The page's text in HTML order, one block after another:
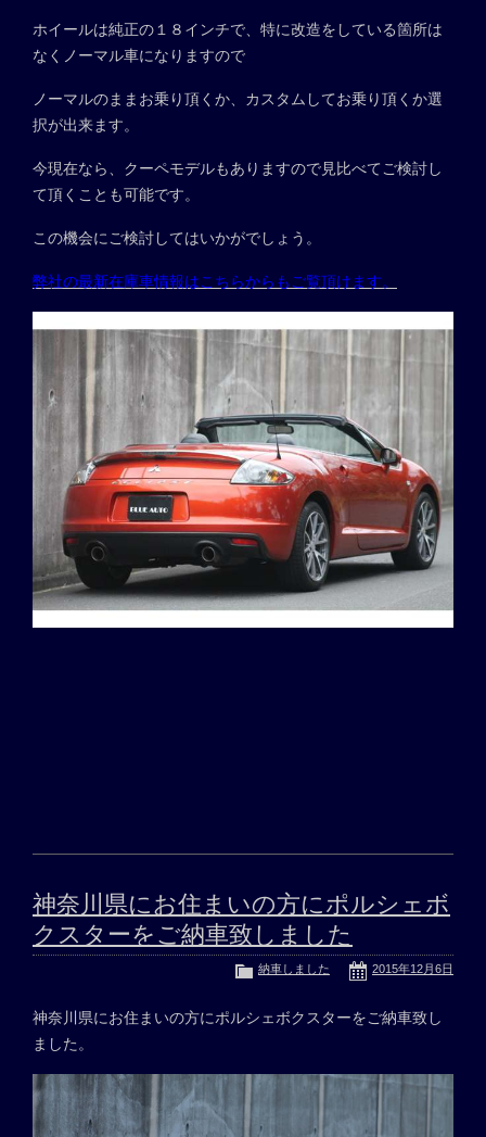
ホイールは純正の１８インチで、特に改造をしている箇所は
なくノーマル車になりますので
ノーマルのままお乗り頂くか、カスタムしてお乗り頂くか選
択が出来ます。
今現在なら、クーペモデルもありますので見比べてご検討し
て頂くことも可能です。
この機会にご検討してはいかがでしょう。
弊社の最新在庫車情報はこちらからもご覧頂けます。
神奈川県にお住まいの方にポルシェボ
クスターをご納車致しました
2015年12月6日
納車しました
神奈川県にお住まいの方にポルシェボクスターをご納車致し
ました。